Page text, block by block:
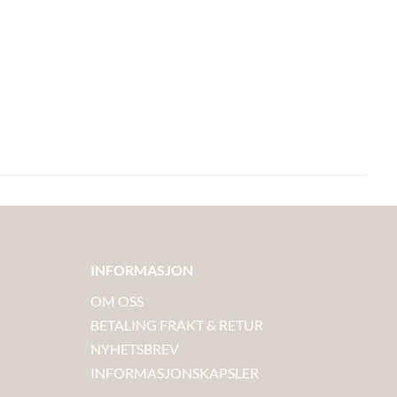
INFORMASJON
OM OSS
BETALING FRAKT & RETUR
NYHETSBREV
INFORMASJONSKAPSLER